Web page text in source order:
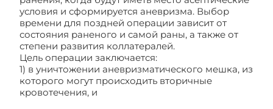
условия и сформируется аневризма. Выбор
времени для поздней операции зависит от
состояния раненого и самой раны, а также от
степени развития коллатералей.
Цель операции заключается:
1) в уничтожении аневризматического мешка, из
которого могут происходить вторичные
кровотечения, и